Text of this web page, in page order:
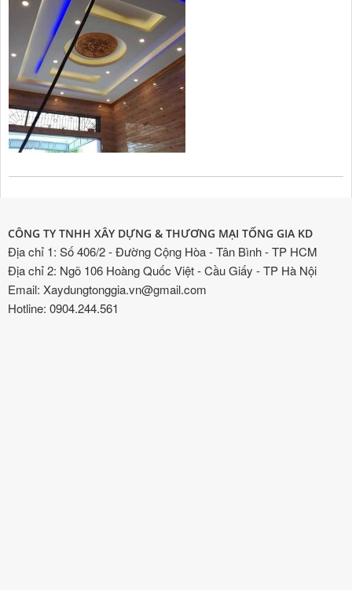
CÔNG TY TNHH XÂY DỰNG & THƯƠNG MẠI TỐNG GIA KD
Địa chỉ 1: Số 406/2 - Đường Cộng Hòa - Tân Bình - TP HCM
Địa chỉ 2: Ngõ 106 Hoàng Quốc Việt - Cầu Giấy - TP Hà Nội
Email: Xaydungtonggia.vn@gmail.com
Hotline: 0904.244.561